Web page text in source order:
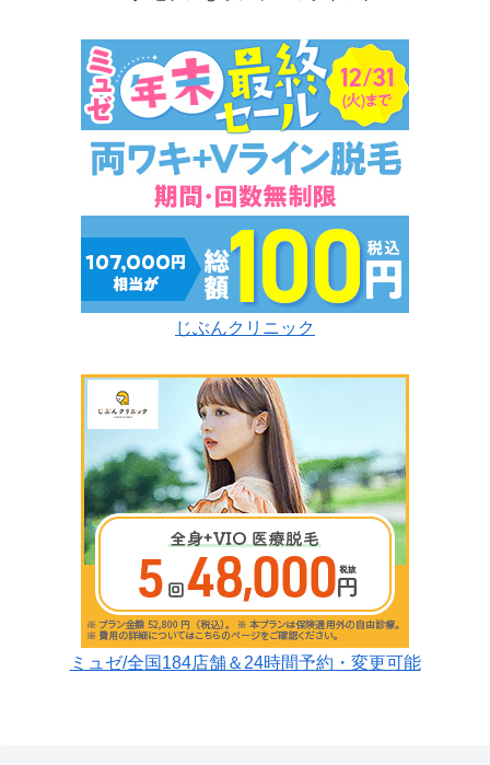
じぶんクリニック
ミュゼ/全国184店舗＆24時間予約・変更可能